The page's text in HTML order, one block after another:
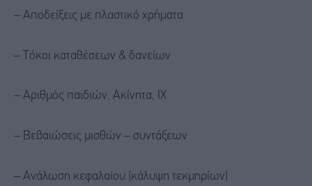
– Αποδείξεις με πλαστικό χρήματα
– Τόκοι καταθέσεων & δανείων
– Αριθμός παιδιών, Ακίνητα, ΙΧ
– Βεβαιώσεις μισθών – συντάξεων
– Ανάλωση κεφαλαίου (κάλυψη τεκμηρίων)